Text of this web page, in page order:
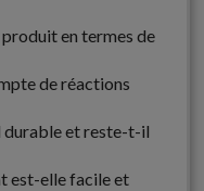
en termes de
de réactions
durable et reste-t-il
est-elle facile et